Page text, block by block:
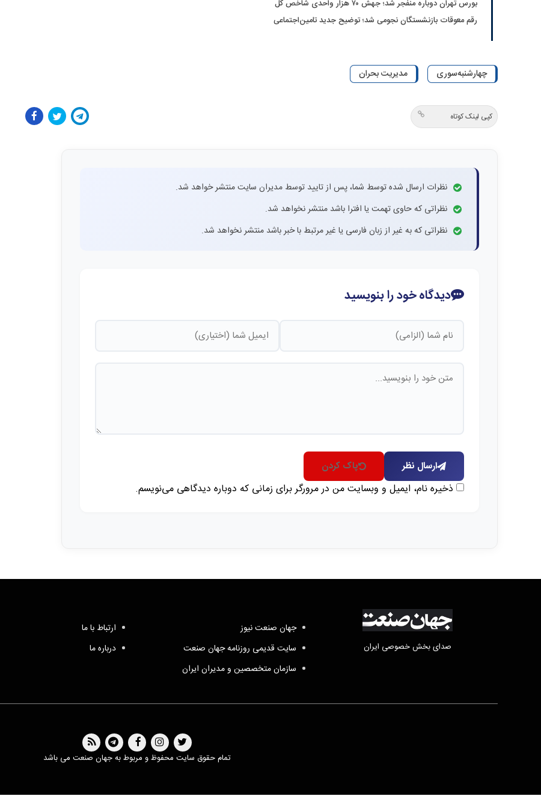
بورس تهران دوباره منفجر شد؛ جهش ۷۰ هزار واحدی شاخص کل
رقم معوقات بازنشستگان نجومی شد؛ توضیح جدید تامین‌اجتماعی
چهارشنبه‌سوری مدیریت بحران
کپی لینک کوتاه
نظرات ارسال شده توسط شما، پس از تایید توسط مدیران سایت منتشر خواهد شد.
نظراتی که حاوی تهمت یا افترا باشد منتشر نخواهد شد.
نظراتی که به غیر از زبان فارسی یا غیر مرتبط با خبر باشد منتشر نخواهد شد.
دیدگاه خود را بنویسید
ارسال نظر پاک کردن
ذخیره نام، ایمیل و وبسایت من در مرورگر برای زمانی که دوباره دیدگاهی می‌نویسم.
صدای بخش خصوصی ایران
جهان صنعت نیوز
سایت قدیمی روزنامه جهان صنعت
سازمان متخصصین و مدیران ایران
ارتباط با ما
درباره ما
تمام حقوق سایت محفوظ و مربوط به جهان صنعت می باشد